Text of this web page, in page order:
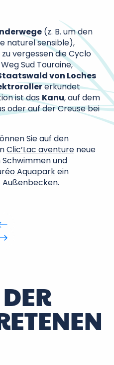
(z. B. um den
naturel sensible),
vergessen die Cyclo
Sud Touraine,
von Loches
erkundet
ist das Kanu, auf dem
oder auf der Creuse bei
Sie auf den
Clic’Lac aventure neue
Schwimmen und
Aquaparkein